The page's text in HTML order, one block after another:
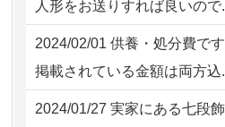
の雛人形で...
2026/07/15 お客様の声を読
ただけそう...
2026/07/13 遠方からでもご
人形をお送りすれば良いので
2024/02/01 供養・処分費で
掲載されている金額は両方込
2024/01/27 実家にある七段